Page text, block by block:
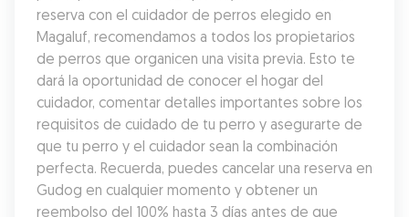
reserva con el cuidador de perros elegido en
Magaluf, recomendamos a todos los propietarios
de perros que organicen una visita previa. Esto te
dará la oportunidad de conocer el hogar del
cuidador, comentar detalles importantes sobre los
requisitos de cuidado de tu perro y asegurarte de
que tu perro y el cuidador sean la combinación
perfecta. Recuerda, puedes cancelar una reserva en
Gudog en cualquier momento y obtener un
reembolso del 100% hasta 3 días antes de que